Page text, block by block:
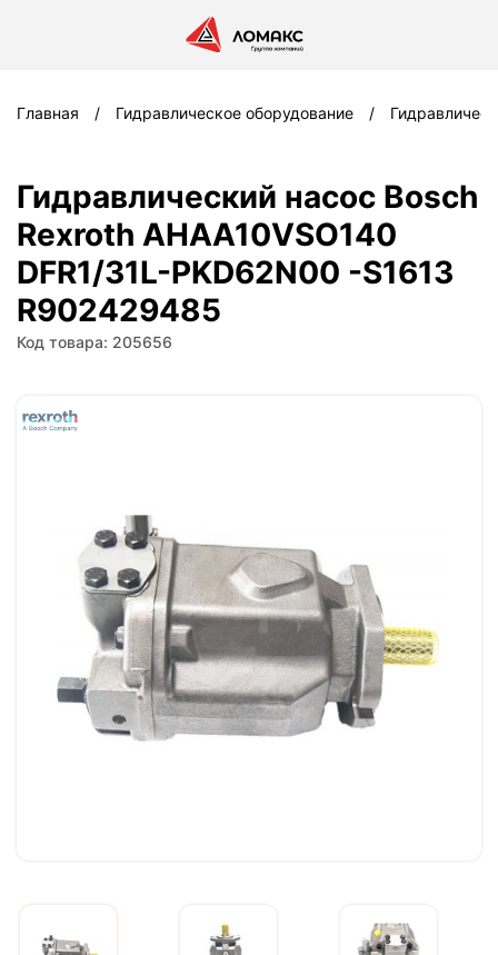
Главная Гидравлическое оборудование
Гидравлический насос Bosch
Rexroth AHAA10VSO140
DFR1/31L-PKD62N00 -S1613
R902429485
Код товара: 205656